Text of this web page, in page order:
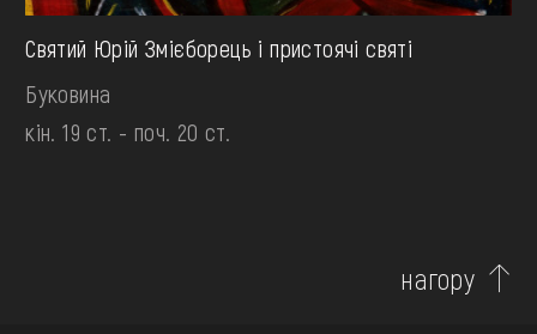
Святий Юрій Змієборець і пристоячі святі
Буковина
кін. 19 ст. - поч. 20 ст.
нагору